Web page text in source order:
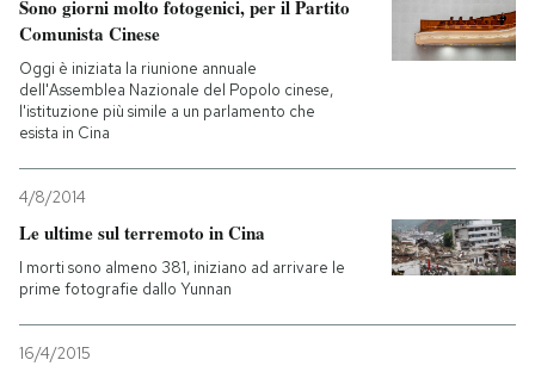
Sono giorni molto fotogenici, per il Partito
Comunista Cinese
Oggi è iniziata la riunione annuale
dell'Assemblea Nazionale del Popolo cinese,
l'istituzione più simile a un parlamento che
esista in Cina
4/8/2014
Le ultime sul terremoto in Cina
I morti sono almeno 381, iniziano ad arrivare le
prime fotografie dallo Yunnan
16/4/2015